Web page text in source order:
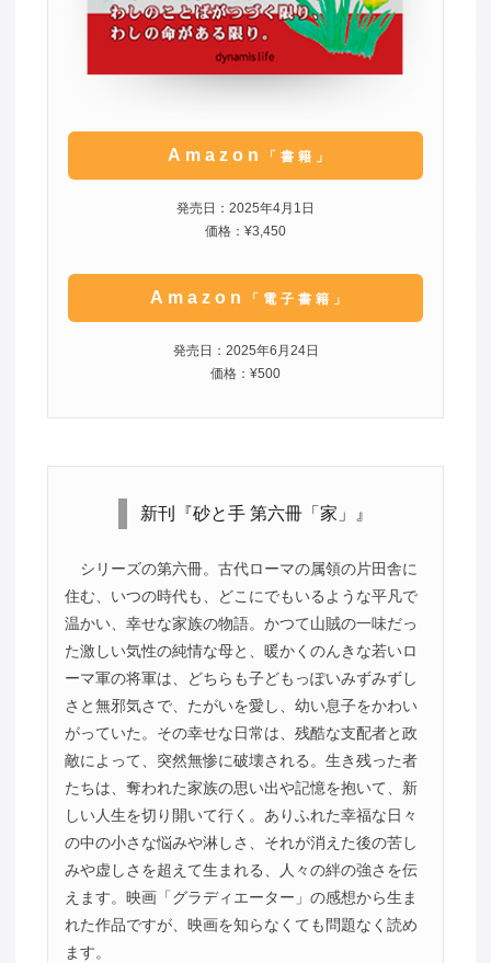
Amazon 「書籍」
発売日：2025年4月1日
価格：¥3,450
Amazon 「電子書籍」
発売日：2025年6月24日
価格：¥500
新刊『砂と手 第六冊「家」』
シリーズの第六冊。古代ローマの属領の片田舎に
住む、いつの時代も、どこにでもいるような平凡で
温かい、幸せな家族の物語。かつて山賊の一味だっ
た激しい気性の純情な母と、暖かくのんきな若いロ
ーマ軍の将軍は、どちらも子どもっぽいみずみずし
さと無邪気さで、たがいを愛し、幼い息子をかわい
がっていた。その幸せな日常は、残酷な支配者と政
敵によって、突然無惨に破壊される。生き残った者
たちは、奪われた家族の思い出や記憶を抱いて、新
しい人生を切り開いて行く。ありふれた幸福な日々
の中の小さな悩みや淋しさ、それが消えた後の苦し
みや虚しさを超えて生まれる、人々の絆の強さを伝
えます。映画「グラディエーター」の感想から生ま
れた作品ですが、映画を知らなくても問題なく読め
ます。